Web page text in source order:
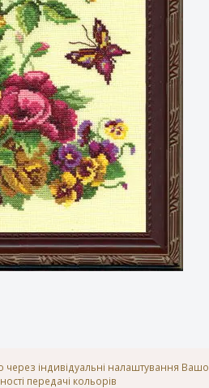
індивідуальні налаштування
передачі кольорів